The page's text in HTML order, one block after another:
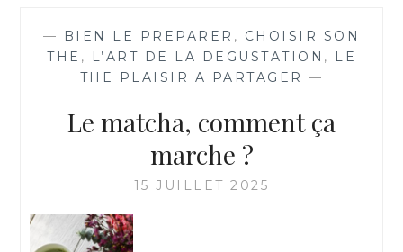
THÉ
AU
DINER
— BIEN LE PREPARER , CHOISIR SON
THE , L’ART DE LA DEGUSTATION ,
LE
THE PLAISIR A PARTAGER —
Le matcha, comment ça
marche ?
15 JUILLET 2025